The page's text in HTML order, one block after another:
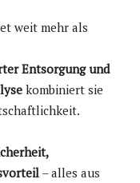
weit mehr als
Entsorgung und
kombiniert sie
– alles aus